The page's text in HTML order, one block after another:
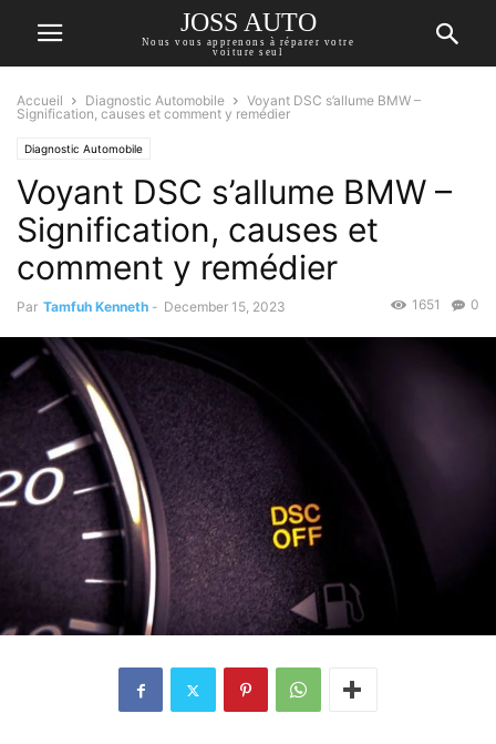
JOSS AUTO
Nous vous apprenons à réparer votre
voiture seul
Accueil Diagnostic Automobile
Voyant DSC s’allume BMW –
Signification, causes et comment y remédier
Diagnostic Automobile
Voyant DSC s’allume BMW –
Signification, causes et
comment y remédier
Par Tamfuh Kenneth - December 15, 2023 0
1651